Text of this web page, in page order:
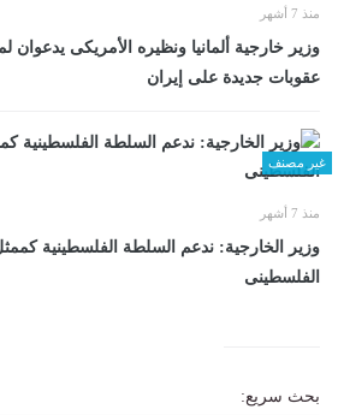
منذ 7 أشهر
وزير خارجية ألمانيا ونظيره الأمريكى
عقوبات جديدة على إيران
غير مصنف
منذ 7 أشهر
وزير الخارجية: ندعم السلطة الفلسطينية
الفلسطينى
بحث سريع: